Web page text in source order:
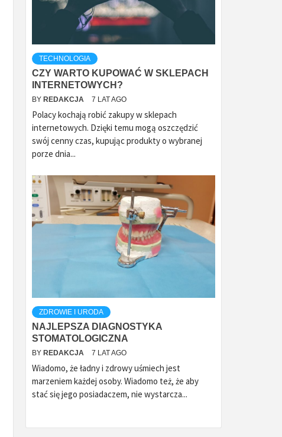
TECHNOLOGIA
CZY WARTO KUPOWAĆ W SKLEPACH
INTERNETOWYCH?
BY REDAKCJA 7 LAT AGO
Polacy kochają robić zakupy w sklepach
internetowych. Dzięki temu mogą oszczędzić
swój cenny czas, kupując produkty o wybranej
porze dnia...
ZDROWIE I URODA
NAJLEPSZA DIAGNOSTYKA
STOMATOLOGICZNA
BY REDAKCJA 7 LAT AGO
Wiadomo, że ładny i zdrowy uśmiech jest
marzeniem każdej osoby. Wiadomo też, że aby
stać się jego posiadaczem, nie wystarcza...